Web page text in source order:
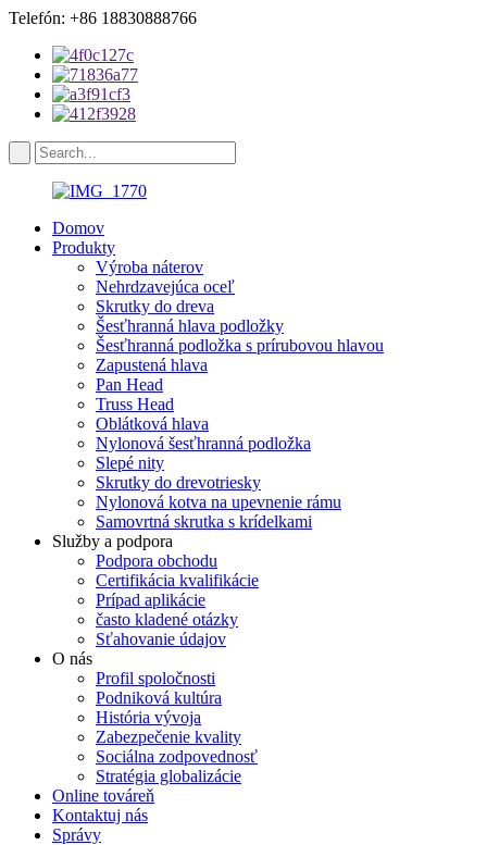
Telefón: +86 18830888766
Domov
Produkty
Výroba náterov
Nehrdzavejúca oceľ
Skrutky do dreva
Šesťhranná hlava podložky
Šesťhranná podložka s prírubovou hlavou
Zapustená hlava
Pan Head
Truss Head
Oblátková hlava
Nylonová šesťhranná podložka
Slepé nity
Skrutky do drevotriesky
Nylonová kotva na upevnenie rámu
Samovrtná skrutka s krídelkami
Služby a podpora
Podpora obchodu
Certifikácia kvalifikácie
Prípad aplikácie
často kladené otázky
Sťahovanie údajov
O nás
Profil spoločnosti
Podniková kultúra
História vývoja
Zabezpečenie kvality
Sociálna zodpovednosť
Stratégia globalizácie
Online továreň
Kontaktuj nás
Správy